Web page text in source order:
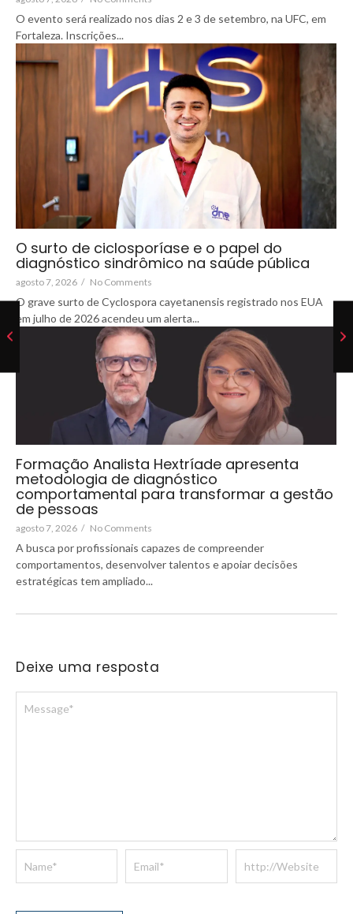
O evento será realizado nos dias 2 e 3 de setembro, na UFC, em
Fortaleza. Inscrições...
O surto de ciclosporíase e o papel do
diagnóstico sindrômico na saúde pública
agosto 7, 2026 / No Comments
O grave surto de Cyclospora cayetanensis registrado nos EUA
em julho de 2026 acendeu um alerta...
Formação Analista Hextríade apresenta
metodologia de diagnóstico
comportamental para transformar a gestão
de pessoas
agosto 7, 2026 / No Comments
A busca por profissionais capazes de compreender
comportamentos, desenvolver talentos e apoiar decisões
estratégicas tem ampliado...
Deixe uma resposta